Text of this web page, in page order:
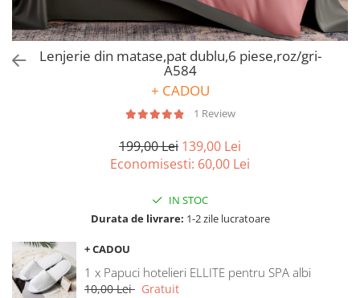
Bumbac satinat
Bumbac policoton
Compatibile cu saltea
Tipul cearceafului de pat
Cu elastic
Normal - fara elastic
Lenjerie din matase,pat dublu,6 piese,roz/gri-
A584
+ CADOU
1 Review
199,00 Lei 139,00 Lei
Economisesti: 60,00 Lei
IN STOC
Durata de livrare: 1-2 zile lucratoare
+ CADOU
1 x Papuci hotelieri ELLITE pentru SPA albi
10,00 Lei Gratuit